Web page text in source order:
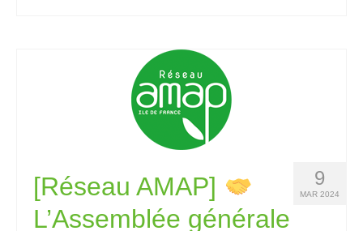
9
MAR 2024
[Réseau AMAP]
L’Assemblée générale